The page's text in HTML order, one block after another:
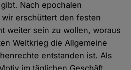
Nach epochalen
erschüttert den festen
weiter sein zu wollen, woraus
Weltkrieg die Allgemeine
entstanden ist. Als